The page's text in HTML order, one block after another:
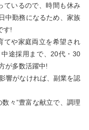
ているので、時間も休み
中勤務になるため、家族
す!
てや家庭両立を希望され
途採用まで、20代・30
が多数活躍中!
響がなければ、副業を認
々”豊富な献立で、調理